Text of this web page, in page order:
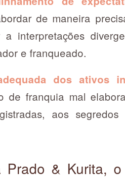
de maneira
interpretações
e franqueado.
dos ativos
de franquia mal
aos
Prado & Kurita,